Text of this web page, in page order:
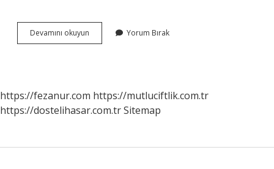
Devamını okuyun
Sınıf
Niçin
Öğrenmeliyiz
Yorum Bırak
https://fezanur.com https://mutluciftlik.com.tr
https://dostelihasar.com.trSitemap